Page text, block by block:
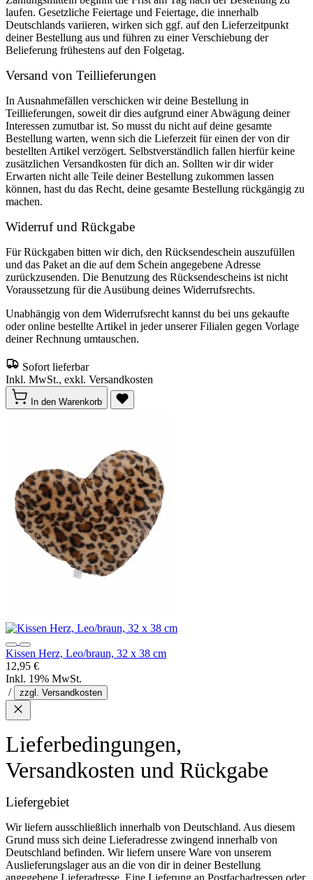
laufen. Gesetzliche Feiertage und Feiertage, die innerhalb
Deutschlands variieren, wirken sich ggf. auf den Lieferzeitpunkt
deiner Bestellung aus und führen zu einer Verschiebung der
Belieferung frühestens auf den Folgetag.
Versand von Teillieferungen
In Ausnahmefällen verschicken wir deine Bestellung in
Teillieferungen, soweit dir dies aufgrund einer Abwägung deiner
Interessen zumutbar ist. So musst du nicht auf deine gesamte
Bestellung warten, wenn sich die Lieferzeit für einen der von dir
bestellten Artikel verzögert. Selbstverständlich fallen hierfür keine
zusätzlichen Versandkosten für dich an. Sollten wir dir wider
Erwarten nicht alle Teile deiner Bestellung zukommen lassen
können, hast du das Recht, deine gesamte Bestellung rückgängig zu
machen.
Widerruf und Rückgabe
Für Rückgaben bitten wir dich, den Rücksendeschein auszufüllen
und das Paket an die auf dem Schein angegebene Adresse
zurückzusenden. Die Benutzung des Rücksendescheins ist nicht
Voraussetzung für die Ausübung deines Widerrufsrechts.
Unabhängig von dem Widerrufsrecht kannst du bei uns gekaufte
oder online bestellte Artikel in jeder unserer Filialen gegen Vorlage
deiner Rechnung umtauschen.
Sofort lieferbar
Inkl. MwSt., exkl. Versandkosten
In den Warenkorb
Kissen Herz, Leo/braun, 32 x 38 cm
12,95 €
Inkl. 19% MwSt.
/
zzgl. Versandkosten
Lieferbedingungen,
Versandkosten und Rückgabe
Liefergebiet
Wir liefern ausschließlich innerhalb von Deutschland. Aus diesem
Grund muss sich deine Lieferadresse zwingend innerhalb von
Deutschland befinden. Wir liefern unsere Ware von unserem
Auslieferungslager aus an die von dir in deiner Bestellung
angegebene Lieferadresse. Eine Lieferung an Postfachadressen oder